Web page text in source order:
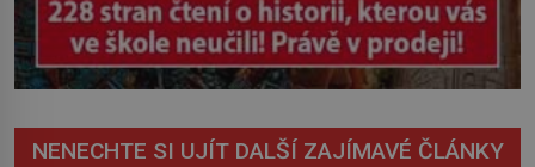
NENECHTE SI UJÍT DALŠÍ ZAJÍMAVÉ ČLÁNKY